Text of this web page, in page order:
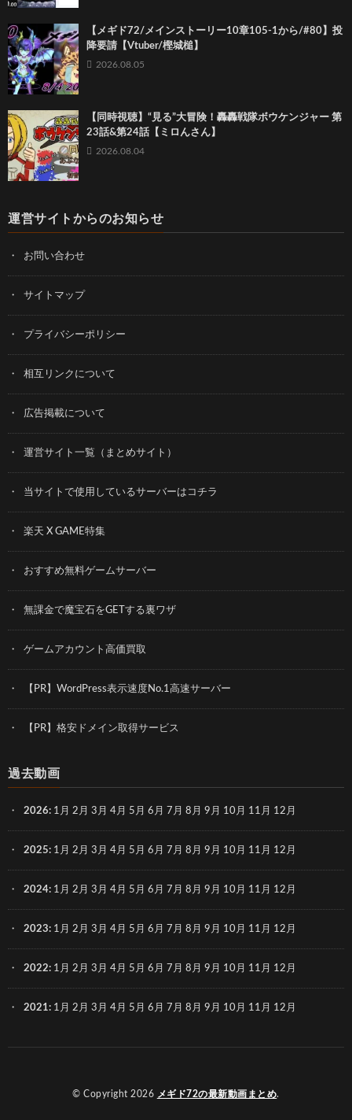
【メギド72/メインストーリー10章105-1から/#80】投
降要請【Vtuber/樫城槌】
2026.08.05
【同時視聴】“見る”大冒険！轟轟戦隊ボウケンジャー 第
23話&第24話【ミロんさん】
2026.08.04
運営サイトからのお知らせ
お問い合わせ
サイトマップ
プライバシーポリシー
相互リンクについて
広告掲載について
運営サイト一覧（まとめサイト）
当サイトで使用しているサーバーはコチラ
楽天 X GAME特集
おすすめ無料ゲームサーバー
無課金で魔宝石をGETする裏ワザ
ゲームアカウント高価買取
【PR】WordPress表示速度No.1高速サーバー
【PR】格安ドメイン取得サービス
過去動画
2026: 1月 2月 3月 4月 5月 6月 7月 8月 9月 10月 11月 12月
2025: 1月 2月 3月 4月 5月 6月 7月 8月 9月 10月 11月 12月
2024: 1月 2月 3月 4月 5月 6月 7月 8月 9月 10月 11月 12月
2023: 1月 2月 3月 4月 5月 6月 7月 8月 9月 10月 11月 12月
2022: 1月 2月 3月 4月 5月 6月 7月 8月 9月 10月 11月 12月
2021: 1月 2月 3月 4月 5月 6月 7月 8月 9月 10月 11月 12月
© Copyright 2026 メギド72の最新動画まとめ.